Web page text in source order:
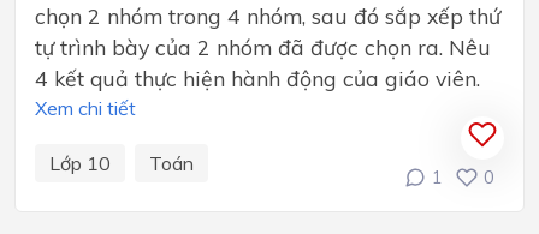
chọn 2 nhóm trong 4 nhóm, sau đó sắp xếp thứ
tự trình bày của 2 nhóm đã được chọn ra. Nêu
4 kết quả thực hiện hành động của giáo viên.
Xem chi tiết
Lớp 10 Toán
1 0